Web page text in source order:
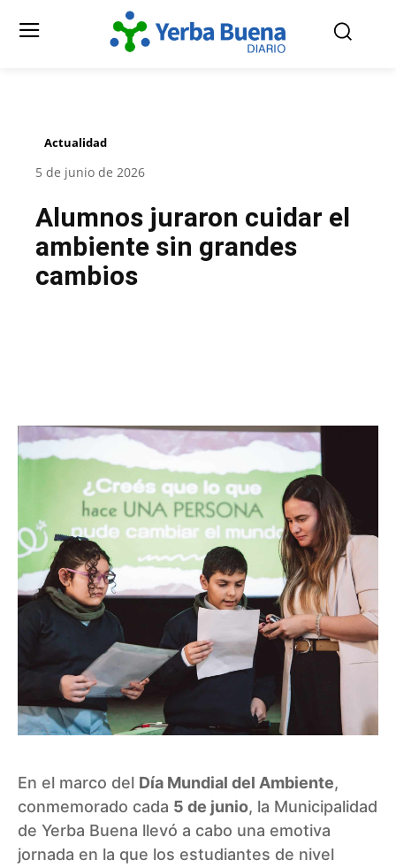
Actualidad
5 de junio de 2026
Alumnos juraron cuidar el
ambiente sin grandes
cambios
En el marco del Día Mundial del Ambiente,
conmemorado cada 5 de junio, la Municipalidad
de Yerba Buena llevó a cabo una emotiva
jornada en la que los estudiantes de nivel